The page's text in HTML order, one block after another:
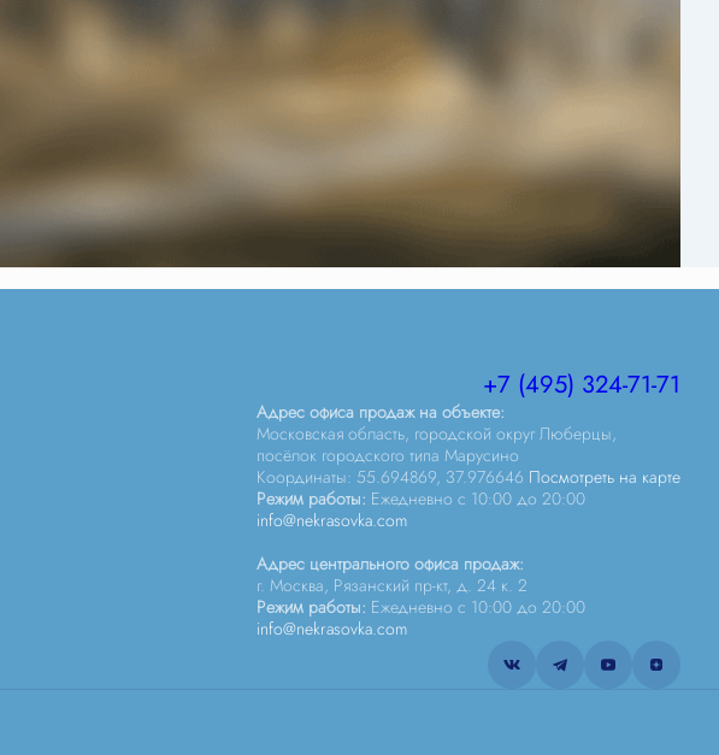
+7 (495) 324-71-71
Адрес офиса продаж на объекте:
Московская область, городской округ Люберцы,
посёлок городского типа Марусино
Координаты: 55.694869, 37.976646 Посмотреть на карте
Режим работы: Ежедневно c 10:00 до 20:00
info@nekrasovka.com
Адрес центрального офиса продаж:
г. Москва, Рязанский пр-кт, д. 24 к. 2
Режим работы: Ежедневно c 10:00 до 20:00
info@nekrasovka.com